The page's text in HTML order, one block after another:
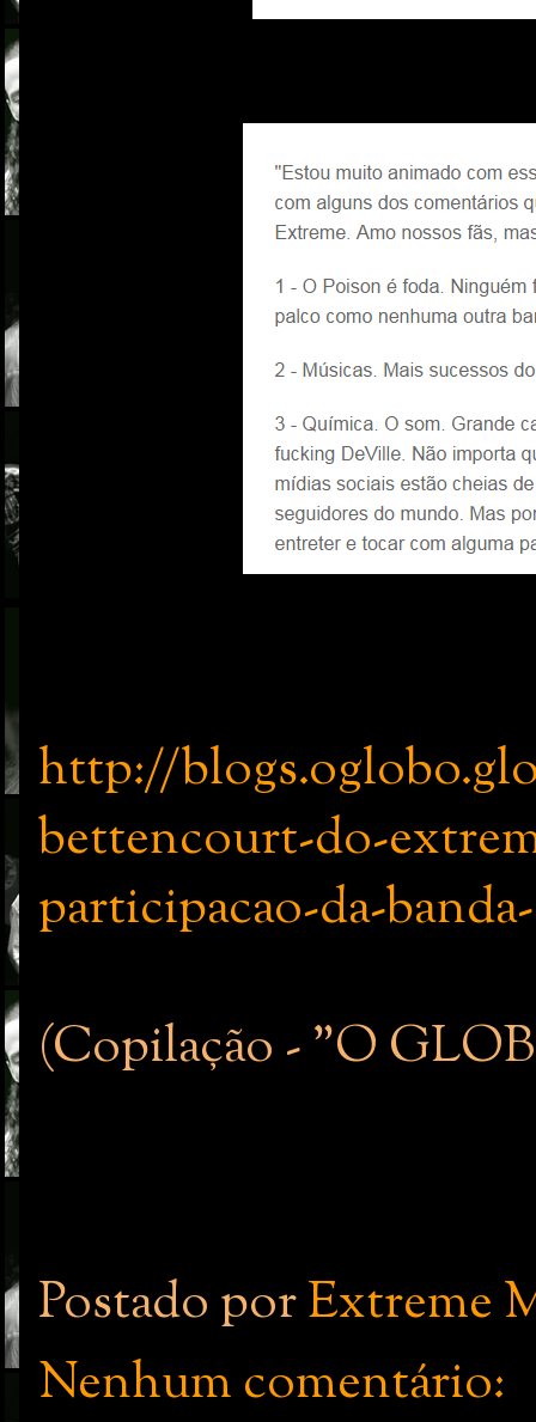
http://
bettencourt-do-
participacao-da-
(Copilação - "O
Postado porExtreme
Nenhum comentário: